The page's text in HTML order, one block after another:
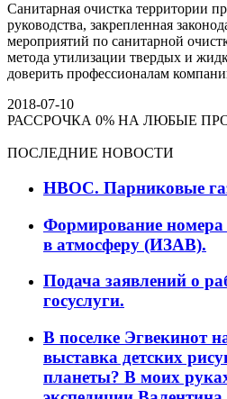
Санитарная очистка территории
руководства, закрепленная
мероприятий по санитарной
метода утилизации твердых и
доверить профессионалам
2018-07-10
РАССРОЧКА 0% НА ЛЮБЫЕ
ПОСЛЕДНИЕ НОВОСТИ
НВОС. Парниковые
Формирование номера
в атмосферу (ИЗАВ).
Подача заявлений о
госуслуги.
В поселке Эгвекинот
выставка детских
планеты? В моих